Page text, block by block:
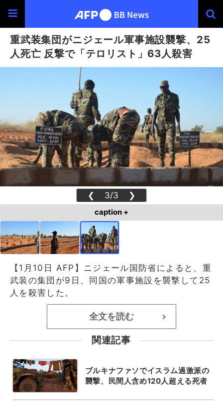
重武装集団がニジェール軍事施設襲撃、25
人死亡 反撃で「テロリスト」63人殺害
❮ 3/3 ❯
caption +
【1月10日 AFP】ニジェール国防省によると、重
武装の集団が9日、同国の軍事施設を襲撃して25
人を殺害した。
全文を読む >
関連記事
ブルキナファソでイスラム過激派の
襲撃、民間人含め120人超える死者